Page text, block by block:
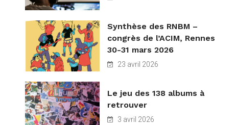
Synthèse des RNBM –
congrès de l’ACIM, Rennes
30-31 mars 2026
23 avril 2026
Le jeu des 138 albums à
retrouver
3 avril 2026